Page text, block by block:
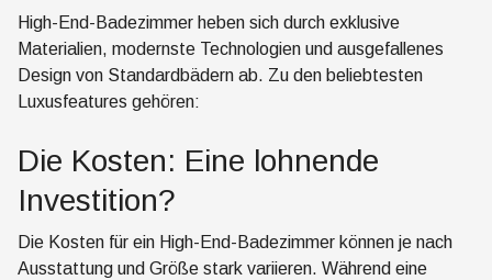
High-End-Badezimmer heben sich durch exklusive
Materialien, modernste Technologien und ausgefallenes
Design von Standardbädern ab. Zu den beliebtesten
Luxusfeatures gehören:
Die Kosten: Eine lohnende
Investition?
Die Kosten für ein High-End-Badezimmer können je nach
Ausstattung und Größe stark variieren. Während eine